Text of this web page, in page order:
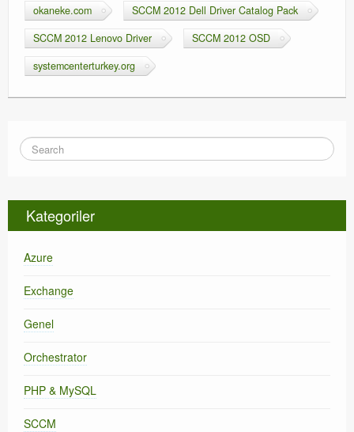
okaneke.com
SCCM 2012 Dell Driver Catalog Pack
SCCM 2012 Lenovo Driver
SCCM 2012 OSD
systemcenterturkey.org
Kategoriler
Azure
Exchange
Genel
Orchestrator
PHP & MySQL
SCCM